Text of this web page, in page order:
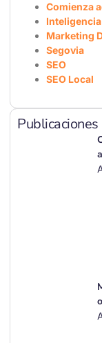
Comienza
Marketing
Segovia
SEO
SEO Local